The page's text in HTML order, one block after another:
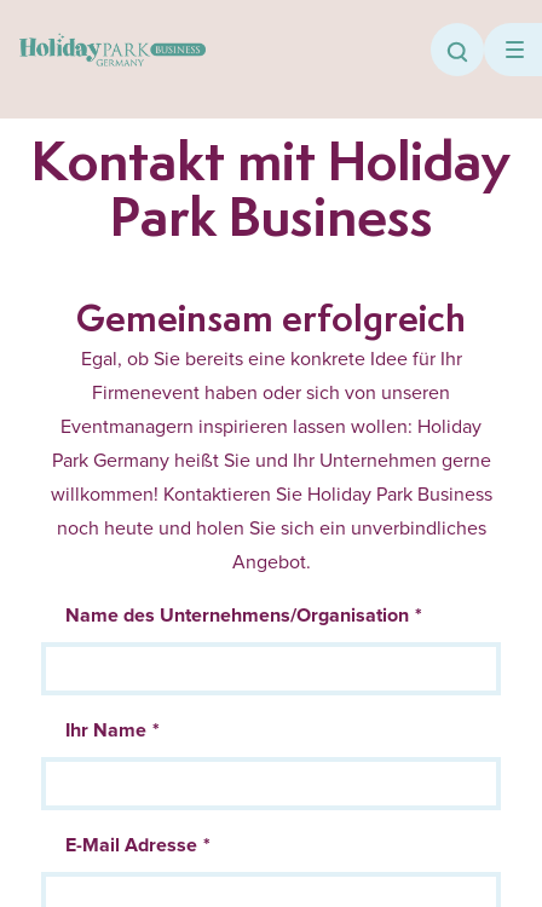
Search
Kontakt mit Holiday
Park Business
Gemeinsam erfolgreich
Egal, ob Sie bereits eine konkrete Idee für Ihr
Firmenevent haben oder sich von unseren
Eventmanagern inspirieren lassen wollen: Holiday
Park Germany heißt Sie und Ihr Unternehmen gerne
willkommen! Kontaktieren Sie Holiday Park Business
noch heute und holen Sie sich ein unverbindliches
Angebot.
Name des Unternehmens/Organisation
Ihr Name
E-Mail Adresse